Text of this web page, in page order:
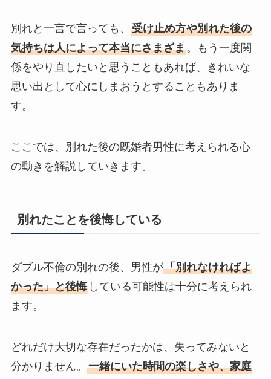
別れと一言で言っても、 受け止め方や別れた後の
気持ちは人によって本当にさまざま。もう一度関
係をやり直したいと思うこともあれば、きれいな
思い出として心にしまおうとすることもありま
す。
ここでは、別れた後の既婚者男性に考えられる心
の動きを解説していきます。
別れたことを後悔している
ダブル不倫の別れの後、男性が「別れなければよ
かった」と後悔している可能性は十分に考えられ
ます。
どれだけ大切な存在だったかは、失ってみないと
分かりません。 一緒にいた時間の楽しさや、家庭